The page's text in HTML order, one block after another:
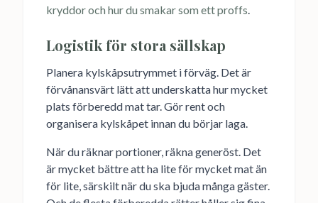
kryddor och hur du smakar som ett proffs.
Logistik för stora sällskap
Planera kylskåpsutrymmet i förväg. Det är
förvånansvärt lätt att underskatta hur mycket
plats förberedd mat tar. Gör rent och
organisera kylskåpet innan du börjar laga.
När du räknar portioner, räkna generöst. Det
är mycket bättre att ha lite för mycket mat än
för lite, särskilt när du ska bjuda många gäster.